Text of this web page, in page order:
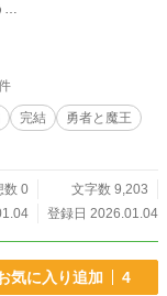
…
完結
勇者と魔王
数 0
文字数 9,203
登録日 2026.01.04
気に入り追加 4